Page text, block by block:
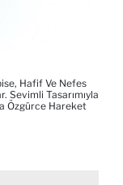
Hafif Ve Nefes
Sevimli Tasarımıyla
Özgürce Hareket